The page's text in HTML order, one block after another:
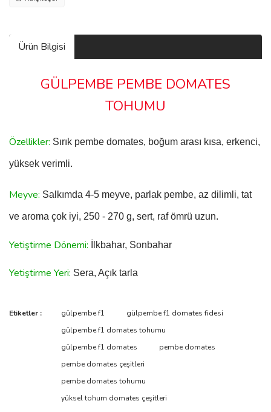
Ürün Bilgisi
GÜLPEMBE PEMBE DOMATES
TOHUMU
Özellikler: Sırık pembe domates, boğum arası kısa, erkenci,
yüksek verimli.
Meyve: Salkımda 4-5 meyve, parlak pembe, az dilimli, tat
ve aroma çok iyi, 250 - 270 g, sert, raf ömrü uzun.
Yetiştirme Dönemi: İlkbahar, Sonbahar
Yetiştirme Yeri: Sera, Açık tarla
Etiketler : gülpembe f1
gülpembe f1 domates fidesi
gülpembe f1 domates tohumu
gülpembe f1 domates
pembe domates
pembe domates çeşitleri
pembe domates tohumu
yüksel tohum domates çeşitleri